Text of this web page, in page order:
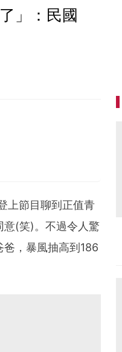
」：民國
上節目聊到正值青
意(笑)。不過令人驚
，暴風抽高到186